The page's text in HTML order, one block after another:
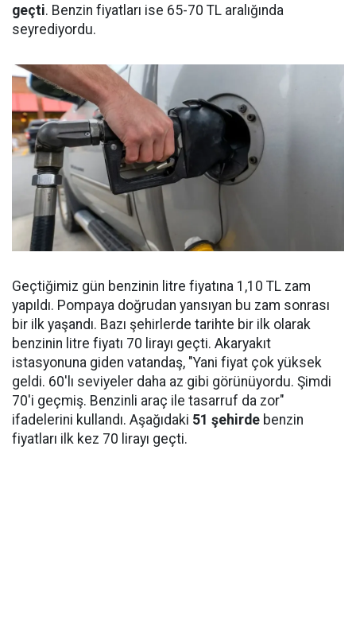
geçti. Benzin fiyatları ise 65-70 TL aralığında
seyrediyordu.
Geçtiğimiz gün benzinin litre fiyatına 1,10 TL zam
yapıldı. Pompaya doğrudan yansıyan bu zam sonrası
bir ilk yaşandı. Bazı şehirlerde tarihte bir ilk olarak
benzinin litre fiyatı 70 lirayı geçti. Akaryakıt
istasyonuna giden vatandaş, "Yani fiyat çok yüksek
geldi. 60'lı seviyeler daha az gibi görünüyordu. Şimdi
70'i geçmiş. Benzinli araç ile tasarruf da zor"
ifadelerini kullandı. Aşağıdaki 51 şehirde benzin
fiyatları ilk kez 70 lirayı geçti.